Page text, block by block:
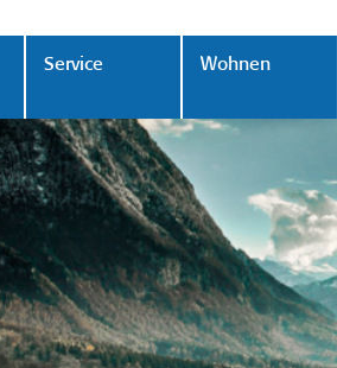
Service Wohnen